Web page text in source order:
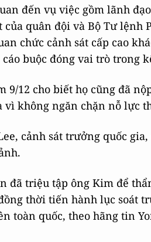
đến vụ việc gồm lãnh
quân đội và Bộ Tư lệnh
chức cảnh sát cấp cao
buộc đóng vai trò trong
9/12 cho biết họ cũng đã
không ngăn chặn nỗ lực
cảnh sát trưởng quốc
đã triệu tập ông Kim để
thời tiến hành lục soát
toàn quốc, theo hãng tin